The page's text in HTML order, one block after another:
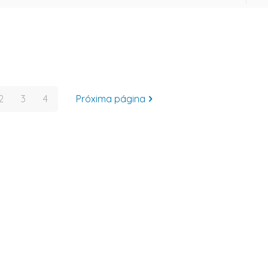
3 4 Próxima página